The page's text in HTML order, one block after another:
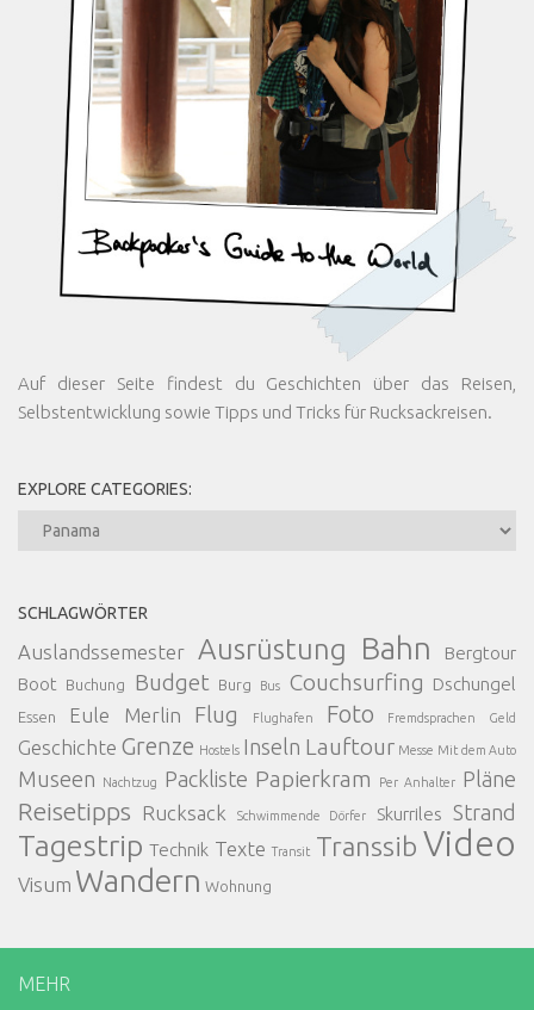
Auf dieser Seite findest du Geschichten über das Reisen,
Selbstentwicklung sowie Tipps und Tricks für Rucksackreisen.
EXPLORE CATEGORIES:
Explore
SCHLAGWÖRTER
Auslandssemester Ausrüstung Bahn
Bergtour
Boot
Buchung Budget Burg Bus Couchsurfing Dschungel
Essen Eule Merlin Flug Flughafen Foto Fremdsprachen Geld
Geschichte Grenze Hostels Inseln Lauftour Messe Mit dem Auto
Museen Nachtzug Packliste Papierkram Per Anhalter Pläne
Reisetipps Rucksack Schwimmende Dörfer Skurriles Strand
Tagestrip Technik Texte Transit Transsib Video
Visum Wandern Wohnung
MEHR